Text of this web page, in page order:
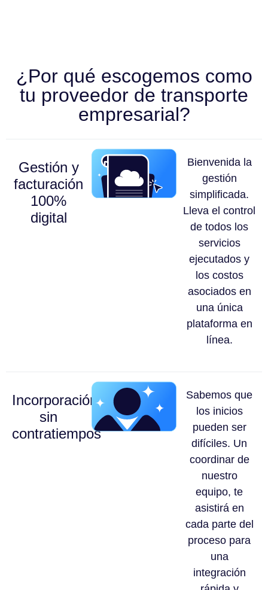
¿Por qué escogemos como
tu proveedor de transporte
empresarial?
Gestión y
facturación
100%
digital
Bienvenida la
gestión
simplificada.
Lleva el control
de todos los
servicios
ejecutados y
los costos
asociados en
una única
plataforma en
línea.
Incorporación
sin
contratiempos
Sabemos que
los inicios
pueden ser
difíciles. Un
coordinar de
nuestro
equipo, te
asistirá en
cada parte del
proceso para
una
integración